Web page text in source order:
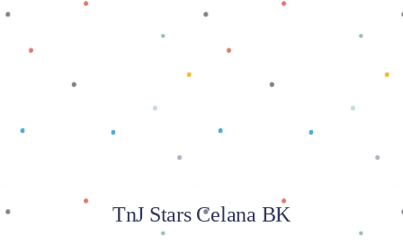
Baca selengkapnya
TnJ Stars Celana BK